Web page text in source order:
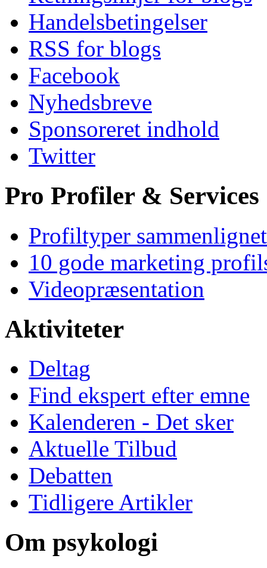
Handelsbetingelser
RSS for blogs
Facebook
Nyhedsbreve
Sponsoreret indhold
Twitter
Pro Profiler & Services
Profiltyper sammenlignet
10 gode marketing
Videopræsentation
Aktiviteter
Deltag
Find ekspert efter emne
Kalenderen - Det sker
Aktuelle Tilbud
Debatten
Tidligere Artikler
Om psykologi